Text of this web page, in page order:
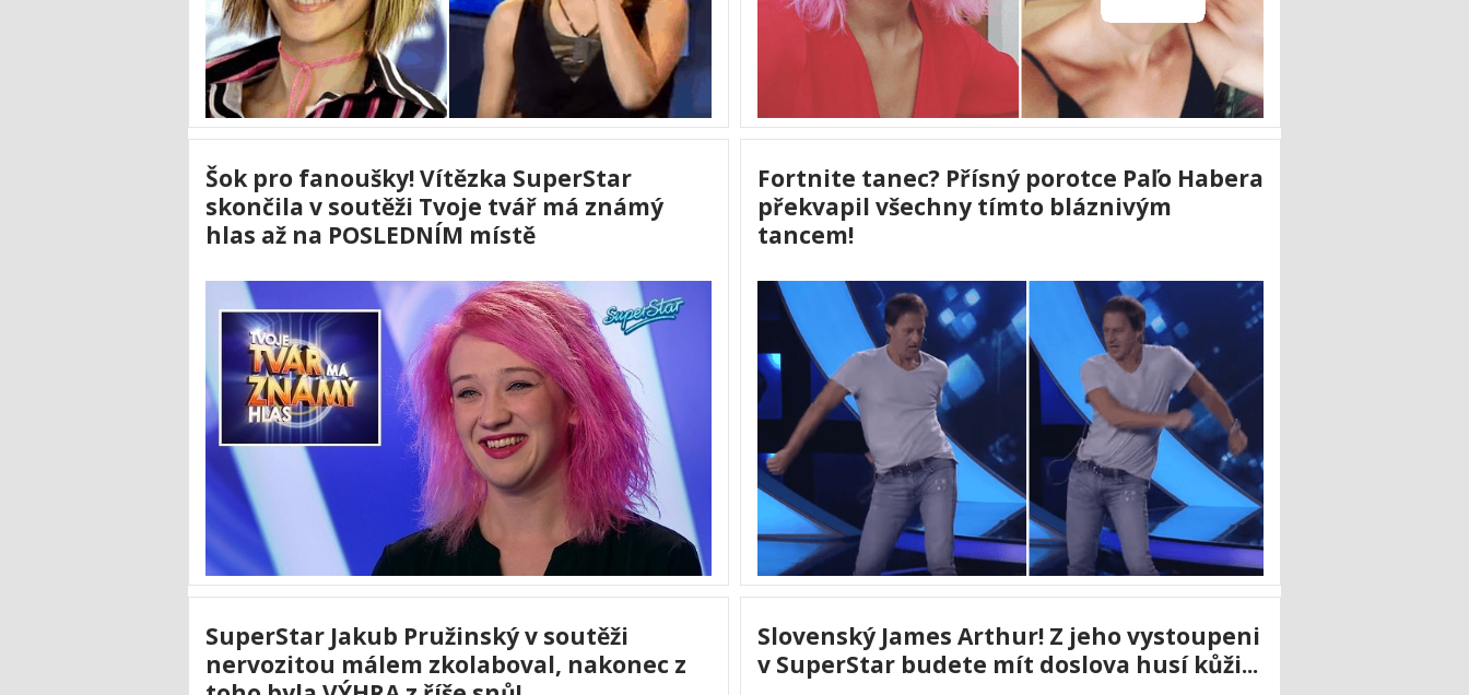
Šok pro fanoušky! Vítězka SuperStar
skončila v soutěži Tvoje tvář má známý
hlas až na POSLEDNÍM místě
Fortnite tanec? Přísný porotce Paľo Habera
překvapil všechny tímto bláznivým
tancem!
SuperStar Jakub Pružinský v soutěži
nervozitou málem zkolaboval, nakonec z
Slovenský James Arthur! Z jeho vystoupeni
v SuperStar budete mít doslova husí kůži...